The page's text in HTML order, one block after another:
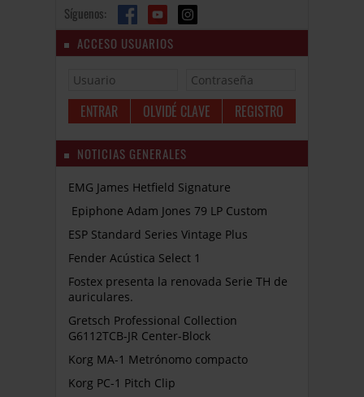
Síguenos:
ACCESO USUARIOS
OLVIDÉ CLAVE REGISTRO
NOTICIAS GENERALES
EMG James Hetfield Signature
Epiphone Adam Jones 79 LP Custom
ESP Standard Series Vintage Plus
Fender Acústica Select 1
Fostex presenta la renovada Serie TH de
auriculares.
Gretsch Professional Collection
G6112TCB-JR Center-Block
Korg MA-1 Metrónomo compacto
Korg PC-1 Pitch Clip